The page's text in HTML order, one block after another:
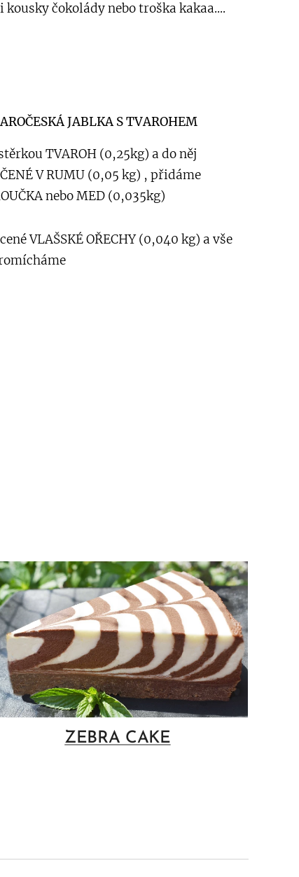
čokolády nebo troška kakaa....
JABLKA S TVAROHEM
TVAROH (0,25kg) a do něj
V RUMU (0,05 kg) , přidáme
nebo MED (0,035kg)
VLAŠSKÉ OŘECHY (0,040 kg) a vše
ZEBRA CAKE